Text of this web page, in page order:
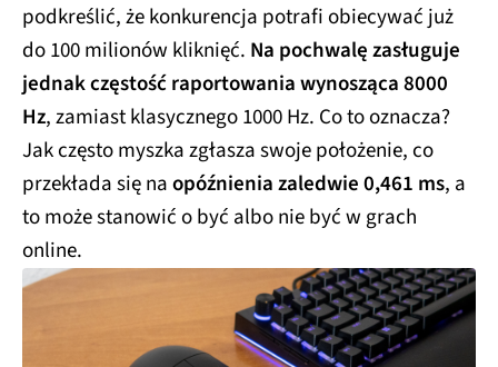
podkreślić, że konkurencja potrafi obiecywać już
do 100 milionów kliknięć. Na pochwalę zasługuje
jednak częstość raportowania wynosząca 8000
Hz, zamiast klasycznego 1000 Hz. Co to oznacza?
Jak często myszka zgłasza swoje położenie, co
przekłada się naopóźnienia zaledwie 0,461 ms, a
to może stanowić o być albo nie być w grach
online.